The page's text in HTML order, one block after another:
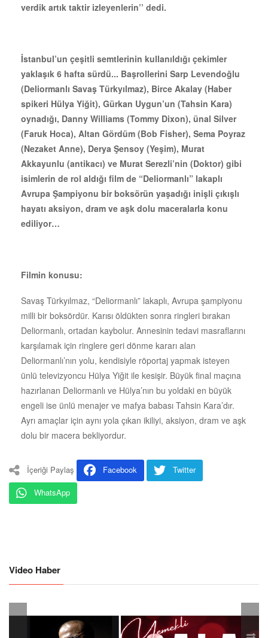
verdik artık taktir izleyenlerin’’ dedi.
İstanbul’un çeşitli semtlerinin kullanıldığı çekimler
yaklaşık 6 hafta sürdü... Başrollerini Sarp Levendoğlu
(Deliormanlı Savaş Türkyılmaz), Birce Akalay (Haber
spikeri Hülya Yiğit), Gürkan Uygun’un (Tahsin Kara)
oynadığı, Danny Williams (Tommy Dixon), ünal Silver
(Faruk Hoca), Altan Gördüm (Bob Fisher), Sema Poyraz
(Nezaket Anne), Derya Şensoy (Yeşim), Murat
Akkayunlu (antikacı) ve Murat Serezli’nin (Doktor) gibi
isimlerin de rol aldığı film de “Deliormanlı” lakaplı
Avrupa Şampiyonu bir boksörün yaşadığı inişli çıkışlı
hayatı aksiyon, dram ve aşk dolu maceralarla konu
ediliyor…
Filmin konusu:
Savaş Türkyılmaz, “Deliormanlı” lakaplı, Avrupa şampiyonu
milli bir boksördür. Karısı öldükten sonra ringleri bırakan
Deliormanlı, ortadan kaybolur. Annesinin tedavi masraflarını
karşılamak için ringlere geri dönme kararı alan
Deliormanlı’nın yolu, kendisiyle röportaj yapmak isteyen
ünlü televizyoncu Hülya Yiğit ile kesişir. Büyük final maçına
hazırlanan Deliormanlı ve Hülya’nın bu yoldaki en büyük
engeli ise ünlü menajer ve mafya babası Tahsin Kara’dır.
Ayrı amaçlar için aynı yola çıkan ikiliyi, aksiyon, dram ve aşk
dolu bir macera bekliyordur.
İçeriği Paylaş Facebook
Twitter
WhatsApp
Video Haber